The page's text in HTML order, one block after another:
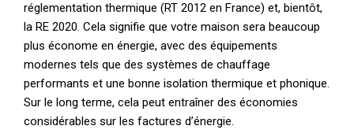
réglementation thermique (RT 2012 en France) et, bientôt,
la RE 2020. Cela signifie que votre maison sera beaucoup
plus économe en énergie, avec des équipements
modernes tels que des systèmes de chauffage
performants et une bonne isolation thermique et phonique.
Sur le long terme, cela peut entraîner des économies
considérables sur les factures d’énergie.